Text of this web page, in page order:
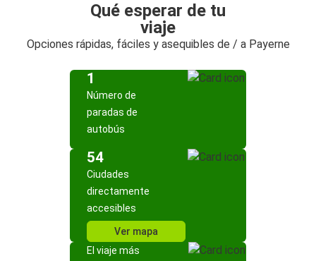
Qué esperar de tu
viaje
Opciones rápidas, fáciles y asequibles de / a Payerne
1
Número de
paradas de
autobús
54
Ciudades
directamente
accesibles
Ver mapa
El viaje más